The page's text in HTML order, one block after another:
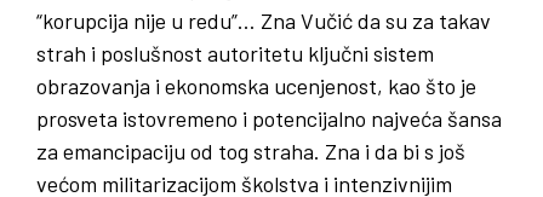
“korupcija nije u redu”… Zna Vučić da su za takav
strah i poslušnost autoritetu ključni sistem
obrazovanja i ekonomska ucenjenost, kao što je
prosveta istovremeno i potencijalno najveća šansa
za emancipaciju od tog straha. Zna i da bi s još
većom militarizacijom školstva i intenzivnijim